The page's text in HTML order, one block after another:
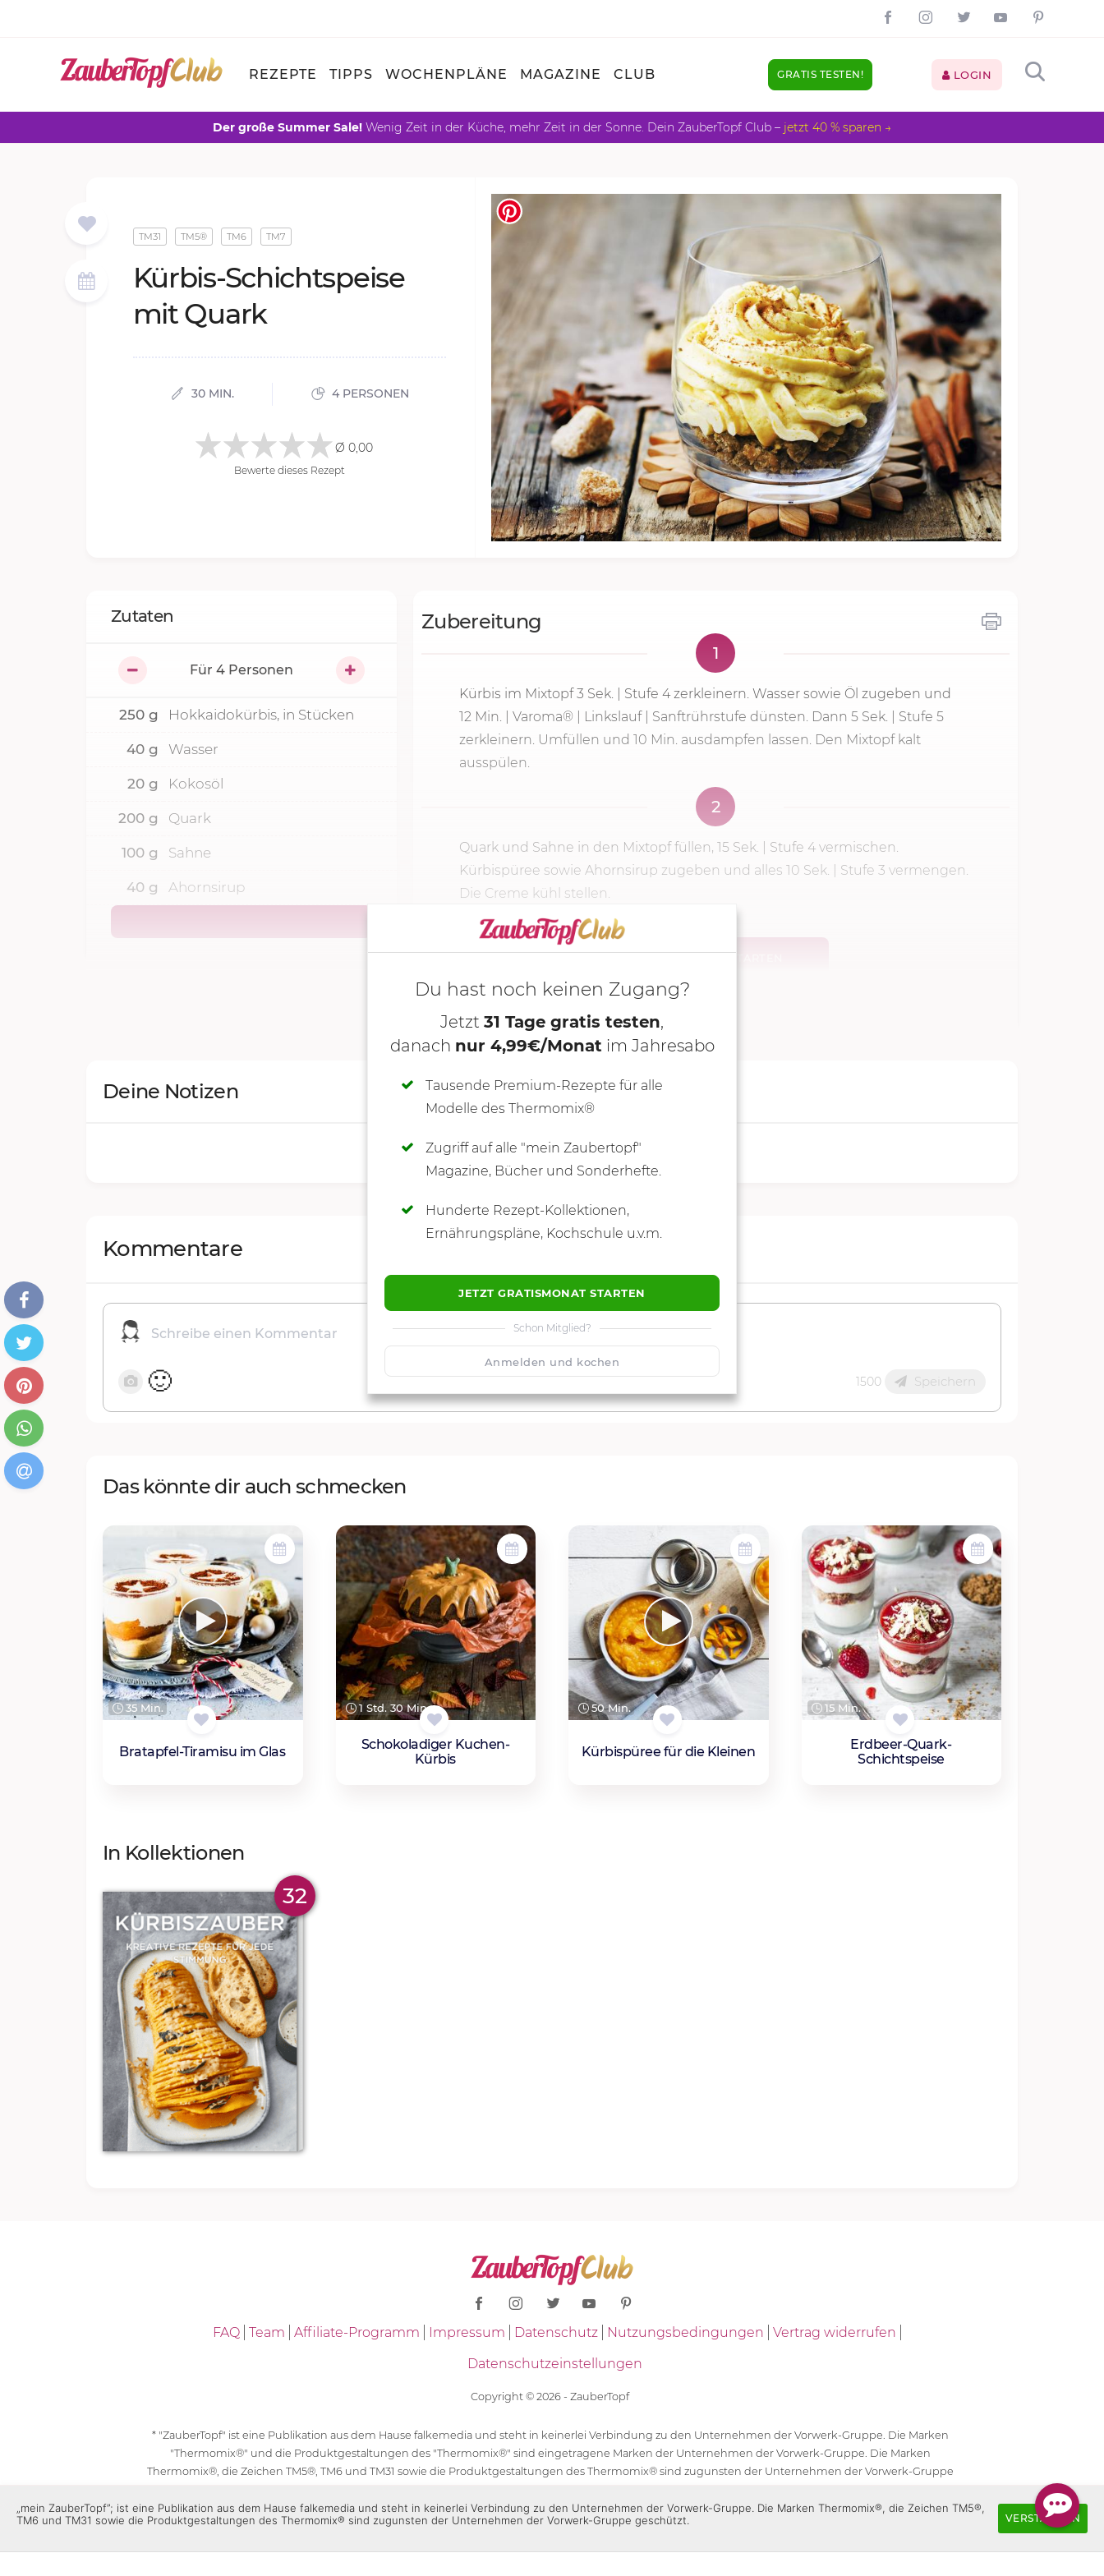
REZEPTE TIPPS WOCHENPLÄNE MAGAZINE CLUB GRATIS TESTEN! LOGIN
Der große Summer Sale! Wenig Zeit in der Küche, mehr Zeit in der Sonne. Dein ZauberTopf Club – jetzt 40 % sparen →
TM31 TM5® TM6 TM7
Kür­bis-Schichtspei­se
mit Quark
30 MIN. 4 PERSONEN
Ø 0,00
Bewerte dieses Rezept
Zubereitung
1
Kürbis im Mixtopf3 Sek. Stufe 4zerkleinern. Wasser sowie Öl zugeben und
12 Min.
| Varoma® | Linkslauf | Sanftrührstufe dünsten. Dann 5 Sek. | Stufe 5
zerkleinern. Umfüllen und 10 Min. ausdampfen lassen. Den Mixtopf kalt
ausspülen.
2
Quark und Sahne in den Mixtopf füllen, 15 Sek. Stufe 4 vermischen.
Kürbispüree sowie Ahornsirup zugeben und alles 10 Sek. | Stufe 3 vermengen.
Die Creme kühl stellen.
Zutaten
Für 4 Personen
250 g Hokkaidokürbis, in Stücken
40 g Wasser
20 g Kokosöl
200 g Quark
100 g Sahne
40 g Ahornsirup
Deine Notizen
SCHREIBE NEUE NOTIZ
Du hast noch keinen Zugang?
Jetzt 31 Tage gratis testen,
danach nur 4,99€/Monat im Jahresabo
Tausende Premium-Rezepte für alle
Modelle des Thermomix®
Zugriff auf alle "mein Zaubertopf"
Magazine, Bücher und Sonderhefte.
Hunderte Rezept-Kollektionen,
Ernährungspläne, Kochschule u.v.m.
JETZT GRATISMONAT STARTEN
Schon Mitglied?
Anmelden und kochen
Kommentare
🙂 1500 Speichern
Das könnte dir auch schmecken
35 Min.
Bratapfel-Tiramisu im Glas
1 Std. 30 Min.
Schokoladiger Kuchen-
Kürbis
50 Min.
Kürbispüree für die Kleinen
15 Min.
Erdbeer-Quark-
Schichtspeise
In Kollektionen
32
FAQ Team Affiliate-Programm Impressum Datenschutz Nutzungsbedingungen
Vertrag widerrufen
Datenschutzeinstellungen
Copyright © 2026 - ZauberTopf
* "ZauberTopf" ist eine Publikation aus dem Hause falkemedia und steht in keinerlei Verbindung zu den Unternehmen der Vorwerk-Gruppe. Die Marken
"Thermomix®" und die Produktgestaltungen des "Thermomix®" sind eingetragene Marken der Unternehmen der Vorwerk-Gruppe. Die Marken
Thermomix®, die Zeichen TM5®, TM6 und TM31 sowie die Produktgestaltungen des Thermomix® sind zugunsten der Unternehmen der Vorwerk-Gruppe
„mein ZauberTopf”; ist eine Publikation aus dem Hause falkemedia und steht in keinerlei Verbindung zu den Unternehmen der Vorwerk-Gruppe. Die Marken Thermomix®, die Zeichen TM5®,
TM6 und TM31 sowie die Produktgestaltungen des Thermomix® sind zugunsten der Unternehmen der Vorwerk-Gruppe geschützt.
VERSTANDEN